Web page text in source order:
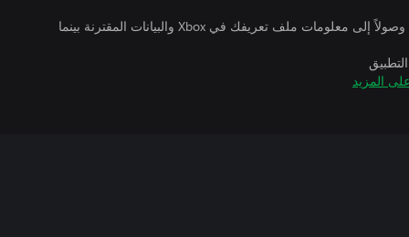
يتلقى ناشرو الألعاب التي تقوم بتشغيلها وصولاً إلى معلومات ملف تعريفك في Xbox والبيانات المقترنة بينما
المزيد